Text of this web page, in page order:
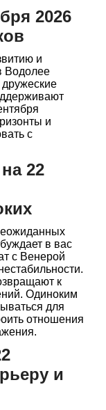
2026
и
Водолее
и
с
22
в вас
с Венерой
к
Одиноким
для
отношения
и